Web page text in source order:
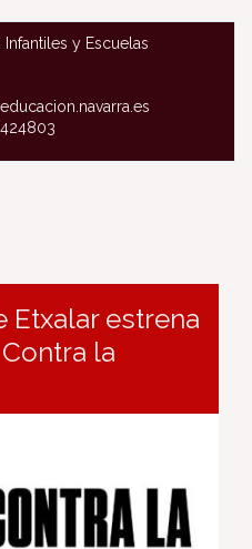
y Escuelas
Etxalar estrena
la